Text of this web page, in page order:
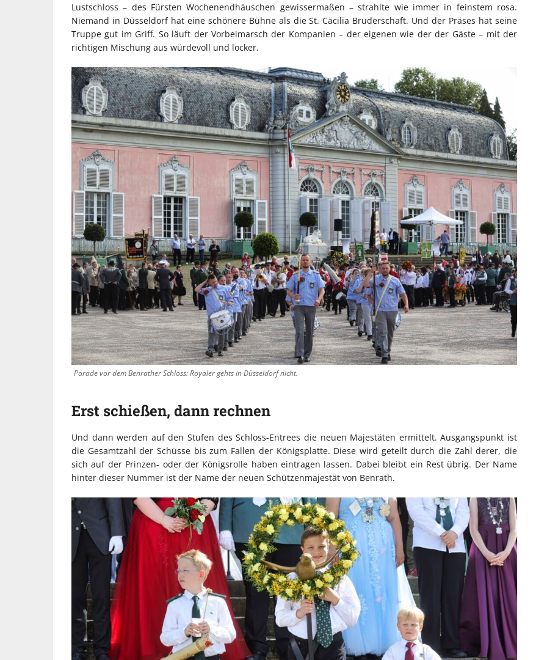
Lustschloss – des Fürsten Wochenendhäuschen gewissermaßen – strahlte wie immer in feinstem rosa.
Niemand in Düsseldorf hat eine schönere Bühne als die St. Cäcilia Bruderschaft. Und der Präses hat seine
Truppe gut im Griff. So läuft der Vorbeimarsch der Kompanien – der eigenen wie der der Gäste – mit der
richtigen Mischung aus würdevoll und locker.
Parade vor dem Benrather Schloss: Royaler gehts in Düsseldorf nicht.
Erst schießen, dann rechnen
Und dann werden auf den Stufen des Schloss-Entrees die neuen Majestäten ermittelt. Ausgangspunkt ist
die Gesamtzahl der Schüsse bis zum Fallen der Königsplatte. Diese wird geteilt durch die Zahl derer, die
sich auf der Prinzen- oder der Königsrolle haben eintragen lassen. Dabei bleibt ein Rest übrig. Der Name
hinter dieser Nummer ist der Name der neuen Schützenmajestät von Benrath.